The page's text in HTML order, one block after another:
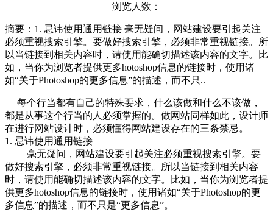
浏览人数：
摘要： 1. 忌讳使用通用链接 毫无疑问，网站建设要引起关注
必须重视搜索引擎。要做好搜索引擎，必须非常重视链接。所
以当链接到相关内容时，请使用能确切描述该内容的文字。比
如，当你为浏览者提供更多hotoshop信息的链接时，使用诸
如“关于Photoshop的更多信息”的描述，而不只..
每个行当都有自己的特殊要求，什么该做和什么不该做，
都是从事这个行当的人必须掌握的。做网站同样如此，设计师
在进行网站设计时，必须懂得网站建设存在的三条禁忌。
1. 忌讳使用通用链接
毫无疑问，网站建设要引起关注必须重视搜索引擎。要
做好搜索引擎，必须非常重视链接。所以当链接到相关内容
时，请使用能确切描述该内容的文字。比如，当你为浏览者提
供更多hotoshop信息的链接时，使用诸如“关于Photoshop的更
多信息”的描述，而不只是“更多信息”。